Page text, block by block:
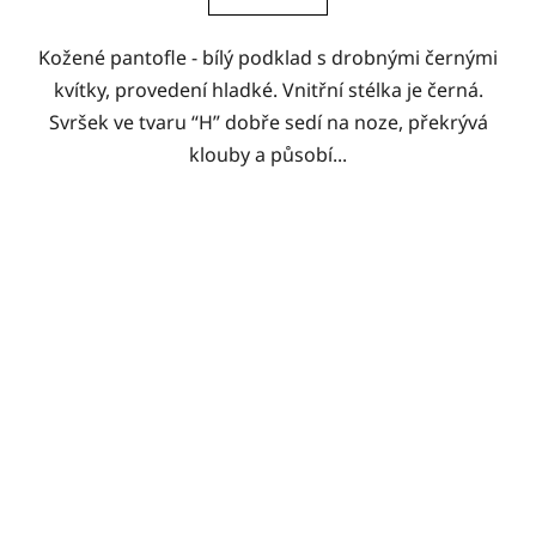
Kožené pantofle - bílý podklad s drobnými černými
kvítky, provedení hladké. Vnitřní stélka je černá.
Svršek ve tvaru “H” dobře sedí na noze, překrývá
klouby a působí...